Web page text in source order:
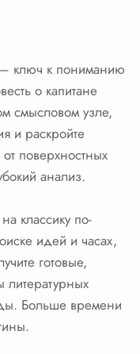
ключ к пониманию
о капитане
смысловом узле,
и раскройте
поверхностных
анализ.
классику по-
идей и часах,
готовые,
литературных
Больше времени